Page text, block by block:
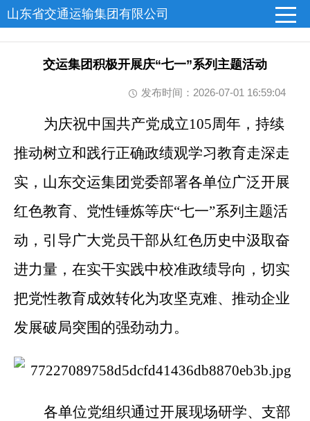
山东省交通运输集团有限公司
交运集团积极开展庆“七一”系列主题活动
发布时间：2026-07-01 16:59:04
为庆祝中国共产党成立105周年，持续
推动树立和践行正确政绩观学习教育走深走
实，山东交运集团党委部署各单位广泛开展
红色教育、党性锤炼等庆“七一”系列主题活
动，引导广大党员干部从红色历史中汲取奋
进力量，在实干实践中校准政绩导向，切实
把党性教育成效转化为攻坚克难、推动企业
发展破局突围的强劲动力。
各单位党组织通过开展现场研学、支部